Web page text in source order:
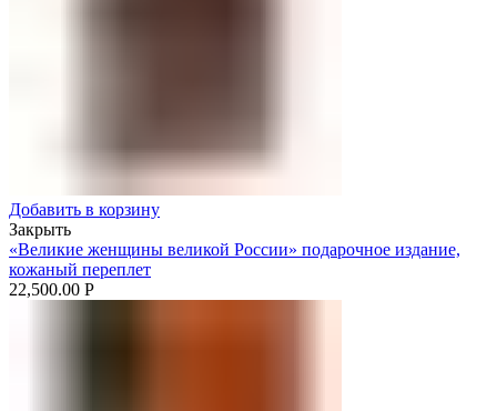
Добавить в корзину
Закрыть
«Великие женщины великой России» подарочное издание,
кожаный переплет
22,500.00 Р